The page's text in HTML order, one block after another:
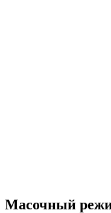
Масочный